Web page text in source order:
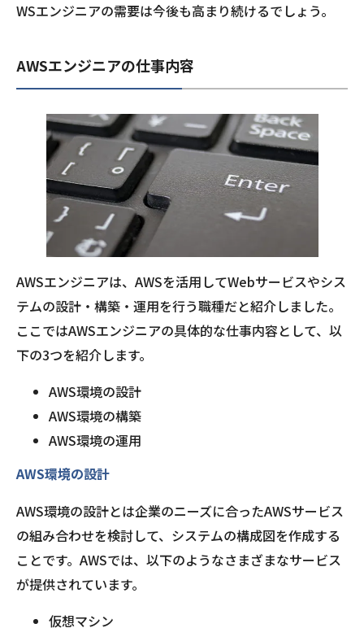
WSエンジニアの需要は今後も高まり続けるでしょう。
AWSエンジニアの仕事内容
AWSエンジニアは、AWSを活用してWebサービスやシス
テムの設計・構築・運用を行う職種だと紹介しました。
ここではAWSエンジニアの具体的な仕事内容として、以
下の3つを紹介します。
AWS環境の設計
AWS環境の構築
AWS環境の運用
AWS環境の設計
AWS環境の設計とは企業のニーズに合ったAWSサービス
の組み合わせを検討して、システムの構成図を作成する
ことです。AWSでは、以下のようなさまざまなサービス
が提供されています。
仮想マシン